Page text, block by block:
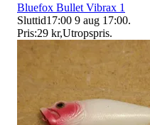
Bluefox Bullet Vibrax 1
Sluttid17:00 9 aug 17:00.
Pris:29 kr,Utropspris.